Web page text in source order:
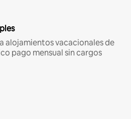
alojamientos vacacionales de
pago mensual sin cargos